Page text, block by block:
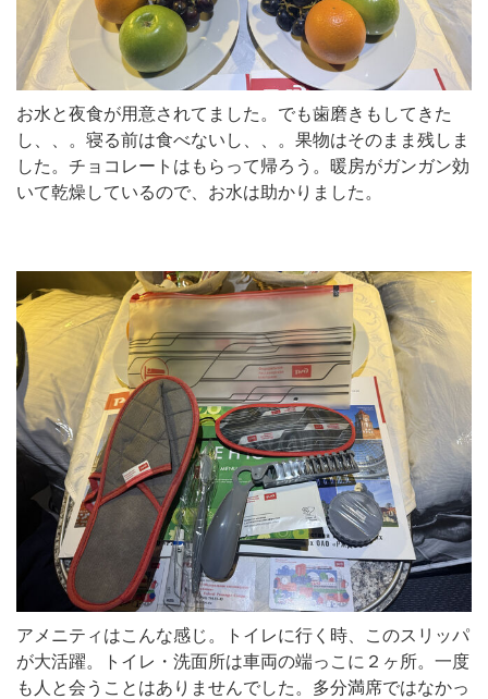
お水と夜食が用意されてました。でも歯磨きもしてきた
し、、。寝る前は食べないし、、。果物はそのまま残しま
した。チョコレートはもらって帰ろう。暖房がガンガン効
いて乾燥しているので、お水は助かりました。
アメニティはこんな感じ。トイレに行く時、このスリッパ
が大活躍。トイレ・洗面所は車両の端っこに２ヶ所。一度
も人と会うことはありませんでした。多分満席ではなかっ